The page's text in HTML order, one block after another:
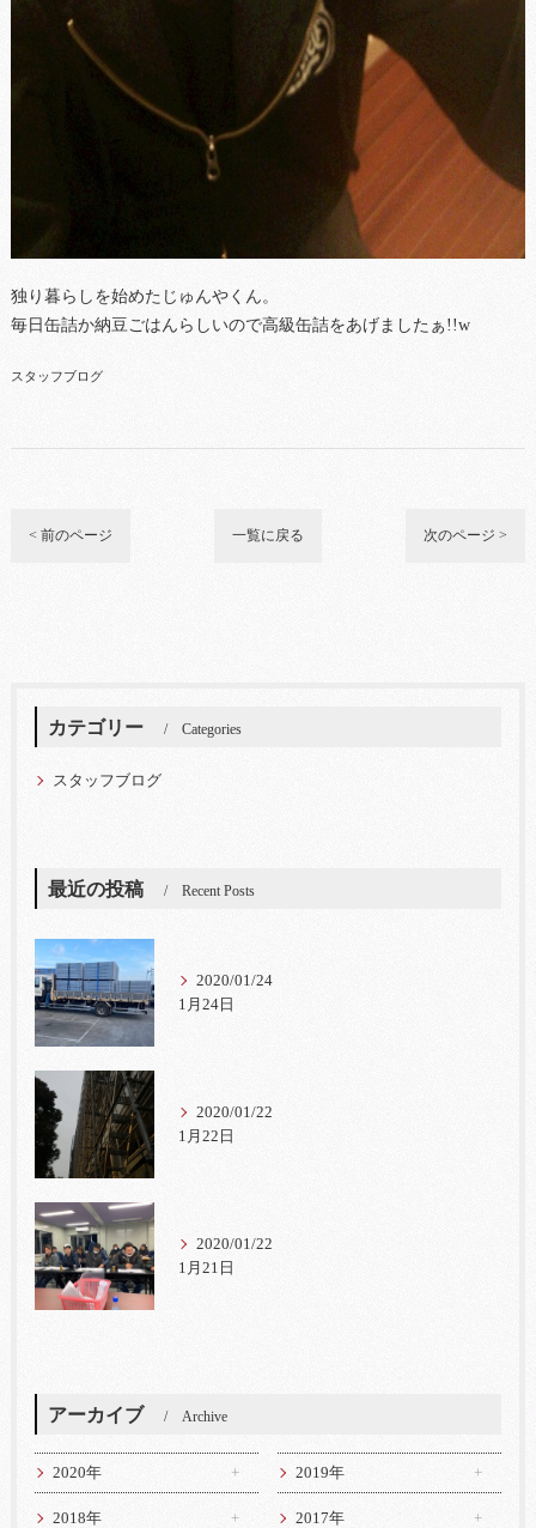
独り暮らしを始めたじゅんやくん。
毎日缶詰か納豆ごはんらしいので高級缶詰をあげましたぁ!!w
スタッフブログ
< 前のページ 一覧に戻る 次のページ >
カテゴリー Categories
スタッフブログ
最近の投稿 Recent Posts
2020/01/24
1月24日
2020/01/22
1月22日
2020/01/22
1月21日
アーカイブ Archive
2020年 2019年
2018年 2017年